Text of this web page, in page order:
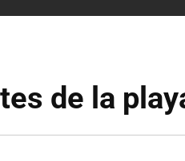
de la